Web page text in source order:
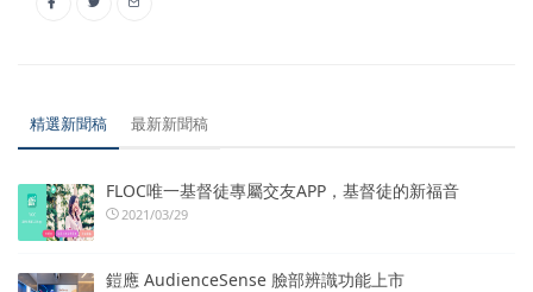
精選新聞稿 最新新聞稿
FLOC唯一基督徒專屬交友APP，基督徒的新福音
2021/03/29
鎧應 AudienceSense 臉部辨識功能上市